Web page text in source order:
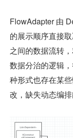
FlowAdapter 由
的展示顺序直接
之间的数据流转
数据分治的逻辑
种形式也存在某
改，缺失动态编排